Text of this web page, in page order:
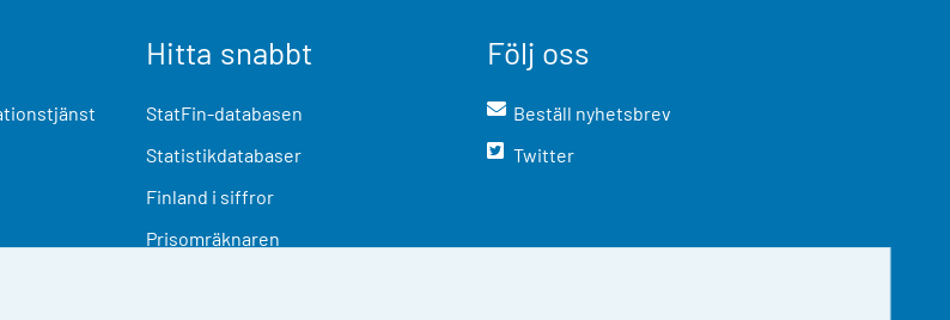
Hitta snabbt
StatFin-databasen
Statistikdatabaser
Finland i siffror
Prisomräknaren
Följ oss
Beställ nyhetsbrev
Twitter